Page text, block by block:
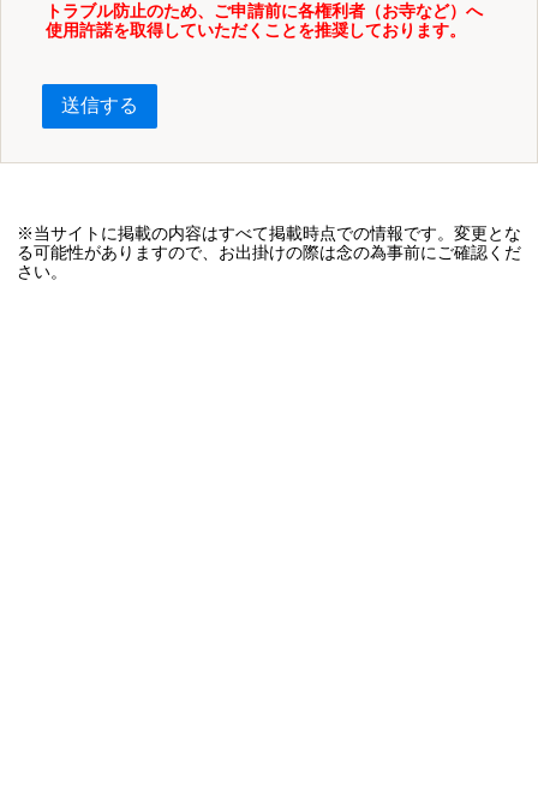
トラブル防止のため、ご申請前に各権利者（お寺など）へ
使用許諾を取得していただくことを推奨しております。
送信する
※当サイトに掲載の内容はすべて掲載時点での情報です。変更とな
る可能性がありますので、お出掛けの際は念の為事前にご確認くだ
さい。